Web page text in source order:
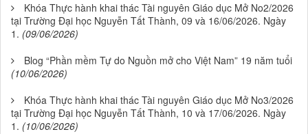
Khóa Thực hành khai thác Tài nguyên Giáo dục Mở No2/2026
tại Trường Đại học Nguyễn Tất Thành, 09 và 16/06/2026. Ngày
1. (09/06/2026)
Blog “Phần mềm Tự do Nguồn mở cho Việt Nam” 19 năm tuổi
(10/06/2026)
Khóa Thực hành khai thác Tài nguyên Giáo dục Mở No3/2026
tại Trường Đại học Nguyễn Tất Thành, 10 và 17/06/2026. Ngày
1. (10/06/2026)